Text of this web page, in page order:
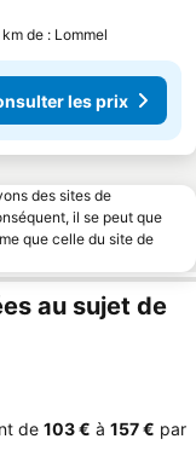
de : Lommel
les prix
des sites de
il se peut que
que celle du site de
au sujet de
de ‎103 € à ‎157 € par